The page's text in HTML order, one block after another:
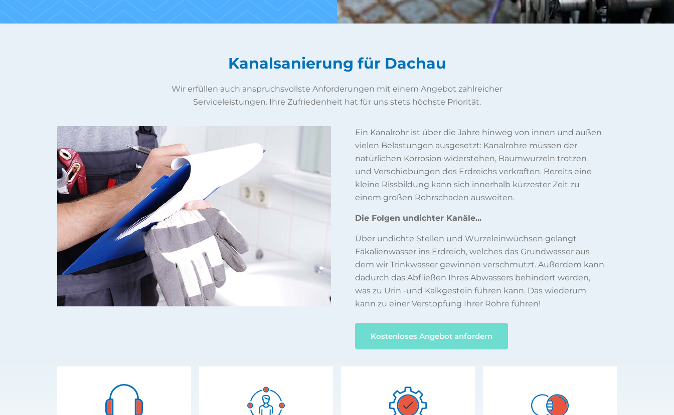
Kanalsanierung für Dachau
Wir erfüllen auch anspruchsvollste Anforderungen mit einem Angebot zahlreicher
Serviceleistungen. Ihre Zufriedenheit hat für uns stets höchste Priorität.
Ein Kanalrohr ist über die Jahre hinweg von innen und außen
vielen Belastungen ausgesetzt: Kanalrohre müssen der
natürlichen Korrosion widerstehen, Baumwurzeln trotzen
und Verschiebungen des Erdreichs verkraften. Bereits eine
kleine Rissbildung kann sich innerhalb kürzester Zeit zu
einem großen Rohrschaden ausweiten.
Die Folgen undichter Kanäle...
Über undichte Stellen und Wurzeleinwüchsen gelangt
Fäkalienwasser ins Erdreich, welches das Grundwasser aus
dem wir Trinkwasser gewinnen verschmutzt. Außerdem kann
dadurch das Abfließen Ihres Abwassers behindert werden,
was zu Urin -und Kalkgestein führen kann. Das wiederum
kann zu einer Verstopfung Ihrer Rohre führen!
Kostenloses Angebot anfordern